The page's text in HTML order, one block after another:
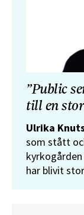
”Public
till en
Ulrika
som stått
har blivit